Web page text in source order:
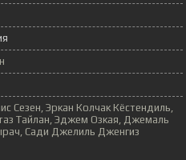
Сезен, Эркан Колчак Кёстендиль,
Тайлан, Эджем Озкая, Джемаль
Сади Джелиль Дженгиз